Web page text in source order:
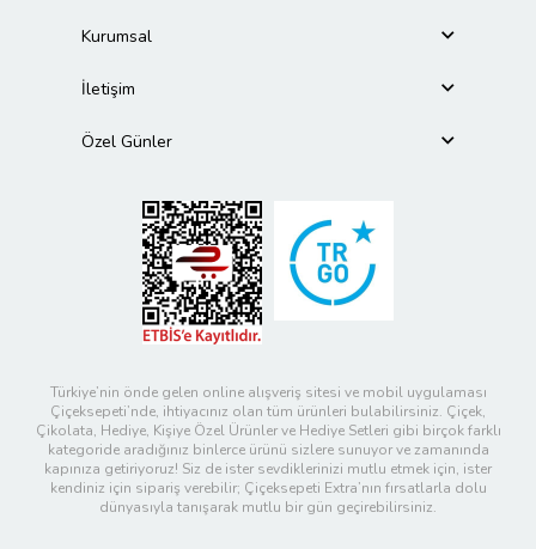
Kurumsal
İletişim
Özel Günler
Türkiye’nin önde gelen online alışveriş sitesi ve mobil uygulaması
Çiçeksepeti’nde, ihtiyacınız olan tüm ürünleri bulabilirsiniz. Çiçek,
Çikolata, Hediye, Kişiye Özel Ürünler ve Hediye Setleri gibi birçok farklı
kategoride aradığınız binlerce ürünü sizlere sunuyor ve zamanında
kapınıza getiriyoruz! Siz de ister sevdiklerinizi mutlu etmek için, ister
kendiniz için sipariş verebilir; Çiçeksepeti Extra’nın fırsatlarla dolu
dünyasıyla tanışarak mutlu bir gün geçirebilirsiniz.